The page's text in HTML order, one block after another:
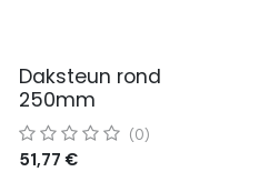
Daksteun rond
250mm
(0)
51,77 €